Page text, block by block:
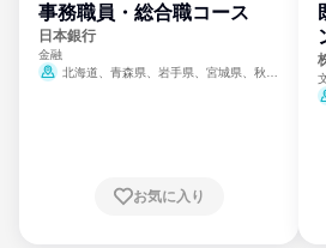
事務職員・総合職コース
日本銀行
金融
北海道、青森県、岩手県、宮城県、秋田
崎県、熊本県、大分県、宮崎県、鹿児島県、
お気に入り